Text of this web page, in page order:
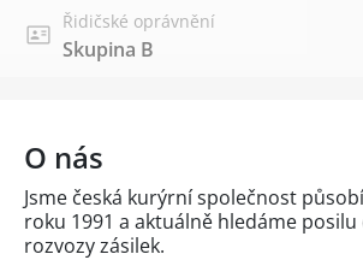
Řidičské oprávnění
Skupina B
O nás
Jsme česká kurýrní společnost
roku 1991 a aktuálně hledáme
rozvozy zásilek.